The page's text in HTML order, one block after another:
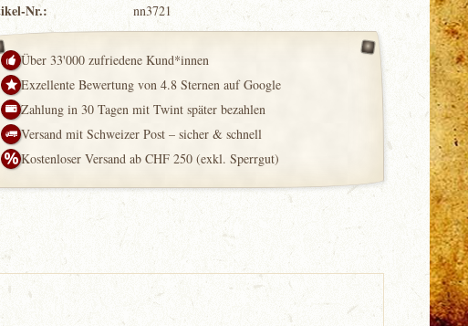
Nr.: nn3721
Über 33'000 zufriedene Kund*innen
Exzellente Bewertung von 4.8 Sternen auf Google
Zahlung in 30 Tagen mit Twint später bezahlen
Versand mit Schweizer Post – sicher & schnell
Kostenloser Versand ab CHF 250 (exkl. Sperrgut)